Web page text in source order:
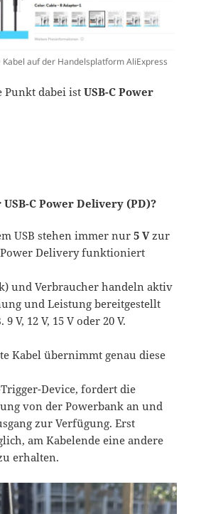
Kabel auf der Handelsplatform AliExpress
Punkt dabei istUSB-C Power
C Power Delivery (PD)?
USB stehen immer nur5 Vzur
Power Delivery funktioniert
und Verbraucher handeln aktiv
und Leistung bereitgestellt
V, 12 V, 15 V oder 20 V.
Kabel übernimmt genau diese
Device, fordert die
von der Powerbank an und
zur Verfügung. Erst
am Kabelende eine andere
erhalten.